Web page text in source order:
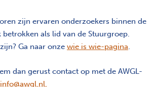
zijn ervaren onderzoekers binnen de
betrokken als lid van de Stuurgroep.
Ga naar onze wie is wie-pagina.
dan gerust contact op met de AWGL-
info@awgl.nl.